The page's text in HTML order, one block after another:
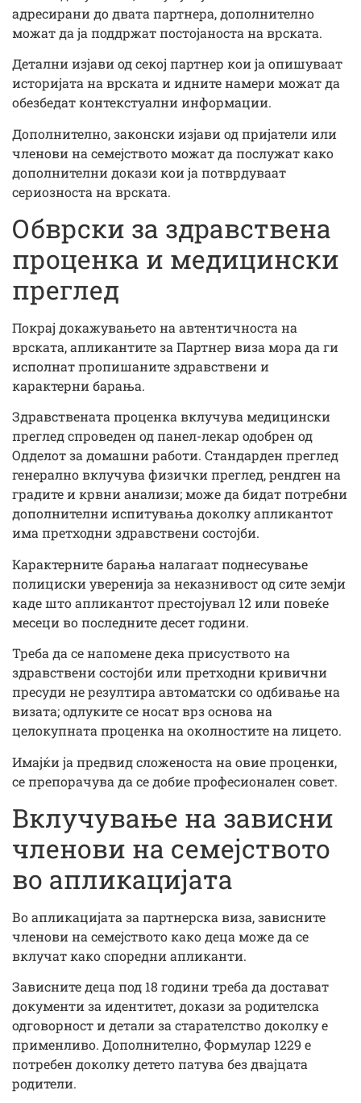
адресирани до двата партнера, дополнително
можат да ја поддржат постојаноста на врската.
Детални изјави од секој партнер кои ја опишуваат
историјата на врската и идните намери можат да
обезбедат контекстуални информации.
Дополнително, законски изјави од пријатели или
членови на семејството можат да послужат како
дополнителни докази кои ја потврдуваат
сериозноста на врската.
Обврски за здравствена
проценка и медицински
преглед
Покрај докажувањето на автентичноста на
врската, апликантите за Партнер виза мора да ги
исполнат пропишаните здравствени и
карактерни барања.
Здравствената проценка вклучува медицински
преглед спроведен од панел-лекар одобрен од
Одделот за домашни работи. Стандарден преглед
генерално вклучува физички преглед, рендген на
градите и крвни анализи; може да бидат потребни
дополнителни испитувања доколку апликантот
има претходни здравствени состојби.
Карактерните барања налагаат поднесување
полициски уверенија за неказнивост од сите земји
каде што апликантот престојувал 12 или повеќе
месеци во последните десет години.
Треба да се напомене дека присуството на
здравствени состојби или претходни кривични
пресуди не резултира автоматски со одбивање на
визата; одлуките се носат врз основа на
целокупната проценка на околностите на лицето.
Имајќи ја предвид сложеноста на овие проценки,
се препорачува да се добие професионален совет.
Вклучување на зависни
членови на семејството
во апликацијата
Во апликацијата за партнерска виза, зависните
членови на семејството како деца може да се
вклучат како споредни апликанти.
Зависните деца под 18 години треба да достават
документи за идентитет, докази за родителска
одговорност и детали за старателство доколку е
применливо. Дополнително, Формулар 1229 е
потребен доколку детето патува без двајцата
родители.